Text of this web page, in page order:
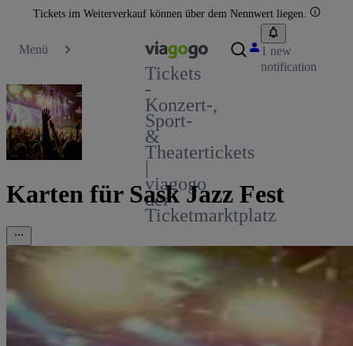
Tickets im Weiterverkauf können über dem Nennwert liegen.
Menü
Tickets
-
Konzert-,
Sport-
&
Theatertickets
|
viagogo
der
Ticketmarktplatz
1 new
notification
Karten für Sask Jazz Fest